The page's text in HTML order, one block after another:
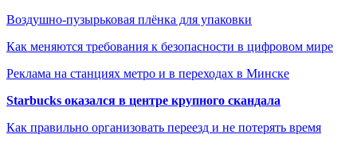
Воздушно-пузырьковая плёнка для упаковки
Как меняются требования к безопасности в цифровом мире
Реклама на станциях метро и в переходах в Минске
Starbucks оказался в центре крупного скандала
Как правильно организовать переезд и не потерять время